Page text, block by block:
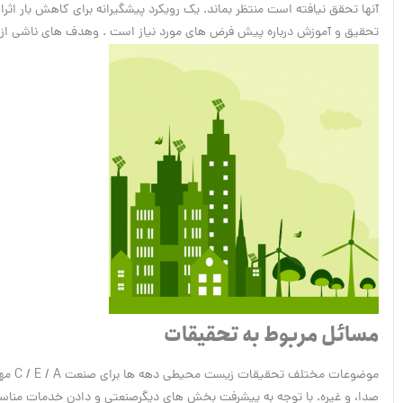
آنها تحقق نیافته است منتظر بماند. یک رویکرد پیشگیرانه برای کاهش
تحقیق و آموزش درباره پیش فرض های مورد نیاز است . وهدف های ناشی از
مسائل مربوط به تحقیقات
موضوعات مختلف تحقیقات زیست محیطی دهه ها برای صنعت C / E / A مهم بوده است: حفاظت از انرژی، کیفیت هوای داخل ساختمان، سر و
صدا، و غیره. با توجه به پیشرفت بخش های دیگرصنعتی و دادن خدمات